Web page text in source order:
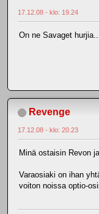
17.12.08 - klo: 19.24
On ne Savaget
Revenge
17.12.08 - klo: 20.23
Minä ostaisin Revon
Varaosiaki on ihan
voiton noissa optio-